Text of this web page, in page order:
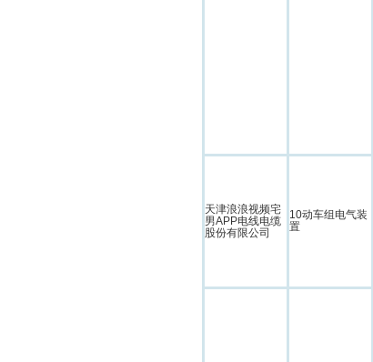
天津浪浪视频宅
男APP电线电缆
股份有限公司
10动车组电气装
置